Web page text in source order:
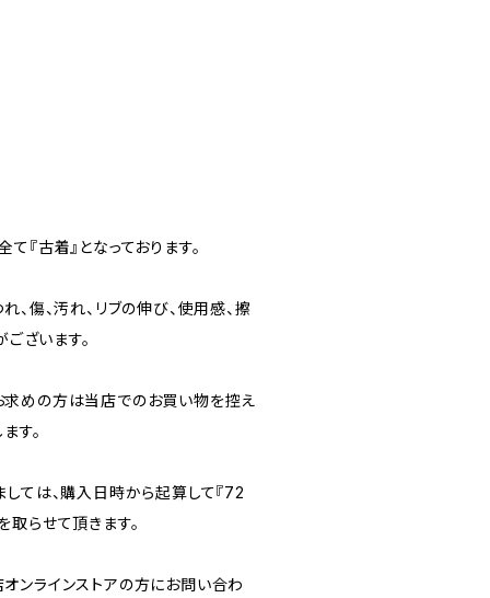
『古着』となっております。
、傷、汚れ、リブの伸び、使用感、擦
ざいます。
めの方は当店でのお買い物を控え
す。
ては、購入日時から起算して『72
らせて頂きます。
ンラインストアの方にお問い合わ